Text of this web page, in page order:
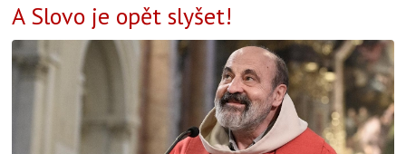
A Slovo je opět slyšet!